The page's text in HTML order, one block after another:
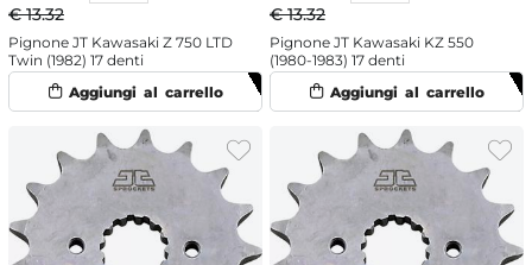
€ 13.32
Pignone JT Kawasaki Z 750 LTD
Twin (1982) 17 denti
€ 13.32
Pignone JT Kawasaki KZ 550
(1980-1983) 17 denti